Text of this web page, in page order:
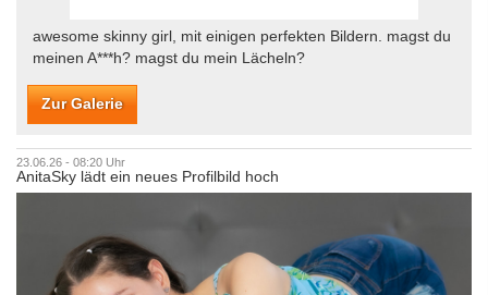
awesome skinny girl, mit einigen perfekten Bildern. magst du
meinen A***h? magst du mein Lächeln?
Zur Galerie
23.06.26 - 08:20 Uhr
AnitaSky lädt ein neues Profilbild hoch